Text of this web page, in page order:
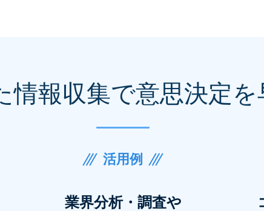
情報収集で意思決定
活用例
業界分析・調査や